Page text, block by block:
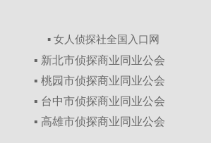
▪ 女人侦探社全国入口网
▪ 新北市侦探商业同业公会
▪ 桃园市侦探商业同业公会
▪ 台中市侦探商业同业公会
▪ 高雄市侦探商业同业公会